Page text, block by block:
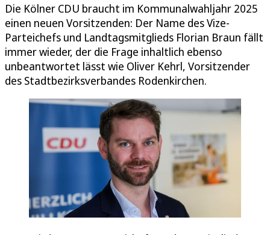
Die Kölner CDU braucht im Kommunalwahljahr 2025
einen neuen Vorsitzenden: Der Name des Vize-
Parteichefs und Landtagsmitglieds Florian Braun fällt
immer wieder, der die Frage inhaltlich ebenso
unbeantwortet lässt wie Oliver Kehrl, Vorsitzender
des Stadtbezirksverbandes Rodenkirchen.